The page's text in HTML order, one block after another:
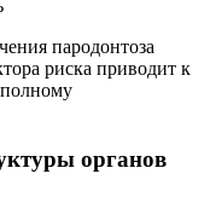
пародонтоза
риска приводит к
органов